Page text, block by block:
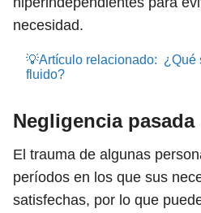
necesidad.
💡Artículo relacionado: ¿Qué
fluido?
Negligencia pasada
El trauma de algunas
períodos en los que sus
satisfechas, por lo que